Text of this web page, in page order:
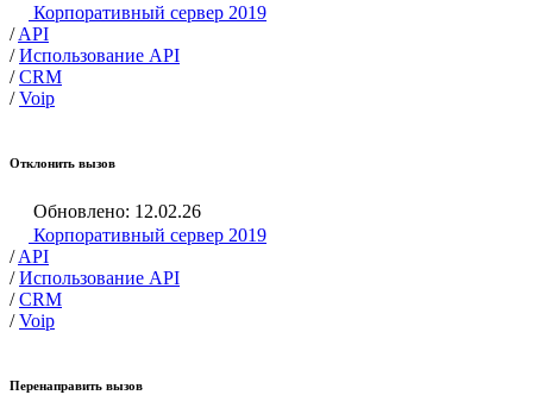
Корпоративный сервер 2019
/ API
/ Использование API
/ CRM
/ Voip
Отклонить вызов
Обновлено: 12.02.26
Корпоративный сервер 2019
/API
/ Использование API
/ CRM
/ Voip
Перенаправить вызов